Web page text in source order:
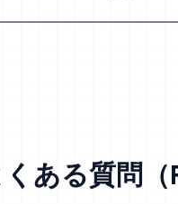
ある質問（